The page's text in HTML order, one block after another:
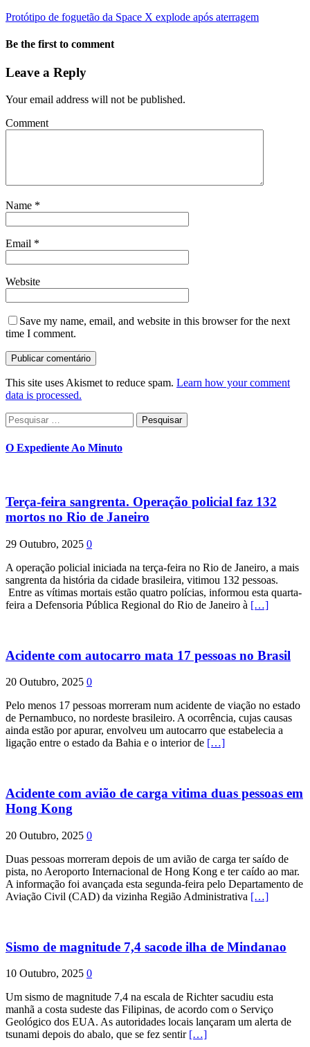
Protótipo de foguetão da Space X explode após aterragem
Be the first to comment
Leave a Reply
Your email address will not be published.
Comment
Name *
Email *
Website
Save my name, email, and website in this browser for the next
time I comment.
This site uses Akismet to reduce spam. Learn how your comment
data is processed.
Pesquisar
por:
O Expediente Ao Minuto
Terça-feira sangrenta. Operação policial faz 132
mortos no Rio de Janeiro
29 Outubro, 2025 0
A operação policial iniciada na terça-feira no Rio de Janeiro, a mais
sangrenta da história da cidade brasileira, vitimou 132 pessoas.
Entre as vítimas mortais estão quatro polícias, informou esta quarta-
feira a Defensoria Pública Regional do Rio de Janeiro à […]
Acidente com autocarro mata 17 pessoas no Brasil
20 Outubro, 2025 0
Pelo menos 17 pessoas morreram num acidente de viação no estado
de Pernambuco, no nordeste brasileiro. A ocorrência, cujas causas
ainda estão por apurar, envolveu um autocarro que estabelecia a
ligação entre o estado da Bahia e o interior de […]
Acidente com avião de carga vitima duas pessoas em
Hong Kong
20 Outubro, 2025 0
Duas pessoas morreram depois de um avião de carga ter saído de
pista, no Aeroporto Internacional de Hong Kong e ter caído ao mar.
A informação foi avançada esta segunda-feira pelo Departamento de
Aviação Civil (CAD) da vizinha Região Administrativa […]
Sismo de magnitude 7,4 sacode ilha de Mindanao
10 Outubro, 2025 0
Um sismo de magnitude 7,4 na escala de Richter sacudiu esta
manhã a costa sudeste das Filipinas, de acordo com o Serviço
Geológico dos EUA. As autoridades locais lançaram um alerta de
tsunami depois do abalo, que se fez sentir […]